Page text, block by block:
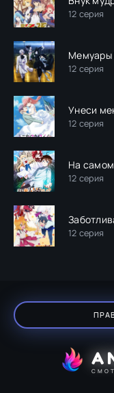
12 серия
Мемуары
12 серия
Унеси
12 серия
На
12 серия
12 серия